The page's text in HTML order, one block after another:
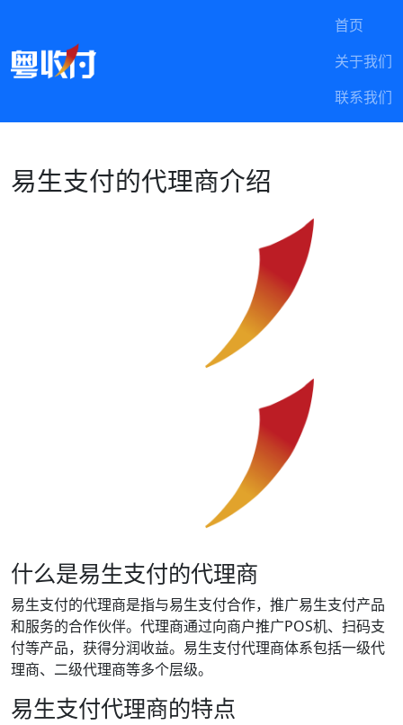
首页
关于我们
联系我们
易生支付的代理商介绍
什么是易生支付的代理商
易生支付的代理商是指与易生支付合作，推广易生支付产品
和服务的合作伙伴。代理商通过向商户推广POS机、扫码支
付等产品，获得分润收益。易生支付代理商体系包括一级代
理商、二级代理商等多个层级。
易生支付代理商的特点